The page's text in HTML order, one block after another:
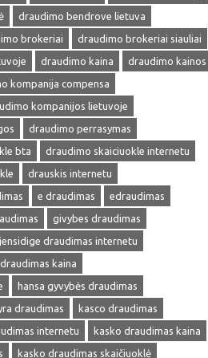
draudimo bendrove lietuva
brokeriai
draudimo brokeriai siauliai
draudimo kaina
draudimo kainos
kompanija compensa
kompanijos lietuvoje
draudimo perrasymas
bta
draudimo skaiciuokle internetu
drauskis internetu
e draudimas
edraudimas
givybes draudimas
draudimas internetu
kaina
hansa gyvybės draudimas
draudimas
kasco draudimas
internetu
kasko draudimas kaina
kasko draudimas skaičiuoklė